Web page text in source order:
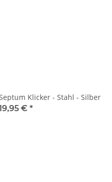
Klicker - Stahl - Silber
€ *